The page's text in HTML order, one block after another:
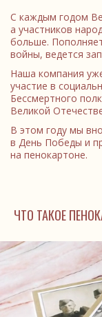
С каждым годом
а участников
больше.
войны, ведется
Наша компания
участие в
Бессмертного
Великой
В этом году мы
в День Победы и
на пенокартоне.
ЧТО ТАКОЕ